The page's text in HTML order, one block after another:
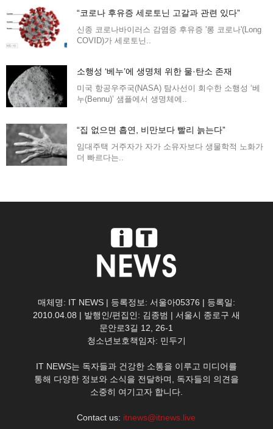
“코로나 후유증 세로토닌 고갈과 관련 있다”
신종 코로나바이러스 감염증 후유증 '롱 코로나'(Long
COVID)가 세로토닌..
소행성 ‘베누’에 생명체 위한 물·탄소 존재
미국 항공우주국(NASA) 탐사선이 회수한 소행성 ‘베
누(Bennu)’ 샘플에서 생명체에..
“집 없으면 흡연, 비만보다 빨리 늙는다”
임대주택 거주자가 자가 소유자보다 생물학적 노화가
더 빠르다는..
매체명: IT NEWS | 등록정보: 서울아05376 | 등록일:
2010.04.08 | 발행인/편집인: 김종범 | 서울시 종로구 새
문안로3길 12, 26-1
청소년보호책임자: 민두기
IT NEWS는 독자들과 건강한 소통을 이루고 미디어를
통해 다양한 정보와 소식을 전달하며, 독자들의 의견을
소중히 여기고자 합니다.
Contact us: itnews@itnews.live